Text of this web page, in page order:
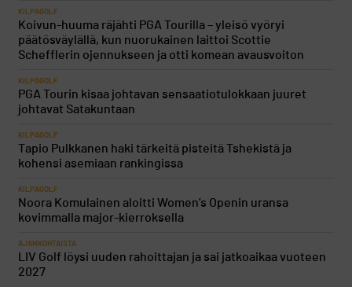
KILPAGOLF
Koivun-huuma räjähti PGA Tourilla – yleisö vyöryi
päätösväylällä, kun nuorukainen laittoi Scottie
Schefflerin ojennukseen ja otti komean avausvoiton
KILPAGOLF
PGA Tourin kisaa johtavan sensaatiotulokkaan juuret
johtavat Satakuntaan
KILPAGOLF
Tapio Pulkkanen haki tärkeitä pisteitä Tshekistä ja
kohensi asemiaan rankingissa
KILPAGOLF
Noora Komulainen aloitti Women’s Openin uransa
kovimmalla major-kierroksella
AJANKOHTAISTA
LIV Golf löysi uuden rahoittajan ja sai jatkoaikaa vuoteen
2027